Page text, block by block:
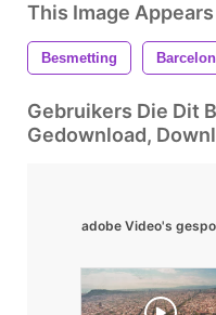
This Image
Besmetting
Gebruikers Die Dit
Gedownload,
adobe Video's